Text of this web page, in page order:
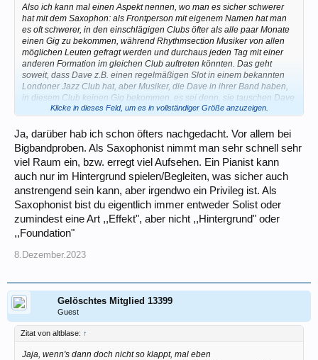
Also ich kann mal einen Aspekt nennen, wo man es sicher schwerer
hat mit dem Saxophon: als Frontperson mit eigenem Namen hat man
es oft schwerer, in den einschlägigen Clubs öfter als alle paar Monate
einen Gig zu bekommen, während Rhythmsection Musiker von allen
möglichen Leuten gefragt werden und durchaus jeden Tag mit einer
anderen Formation im gleichen Club auftreten könnten. Das geht
soweit, dass Dave z.B. einen regelmäßigen Slot in einem bekannten
Londoner Jazz Club hat, aber Musiker, die Dave in ihrer Band haben,
in diesem Club keinen Gig bekommen, es sei denn, sie tauschen Dave
gegen einen anderen Spieler aus (oder Dave verzichtet auf den Slot
Interessenskonflikt ist).
Im reinen Unterhaltungsbereich, also Function Band braucht es in der
Regel erstmal eine Rhythmusgruppe und dann Vocals, so dass Bläser
eher add-ons sind (für die, die sich eine 5+ members Band leisten
können).
LG Juju
Klicke in dieses Feld, um es in vollständiger Größe anzuzeigen.
Ja, darüber hab ich schon öfters nachgedacht. Vor allem bei
Bigbandproben. Als Saxophonist nimmt man sehr schnell sehr
viel Raum ein, bzw. erregt viel Aufsehen. Ein Pianist kann
auch nur im Hintergrund spielen/Begleiten, was sicher auch
anstrengend sein kann, aber irgendwo ein Privileg ist. Als
Saxophonist bist du eigentlich immer entweder Solist oder
zumindest eine Art ,,Effekt", aber nicht ,,Hintergrund" oder
,,Foundation"
8.Dezember.2023
Gelöschtes Mitglied 13399
Guest
Zitat von altblase: ↑
Jaja, wenn's dann doch nicht so klappt, mal eben